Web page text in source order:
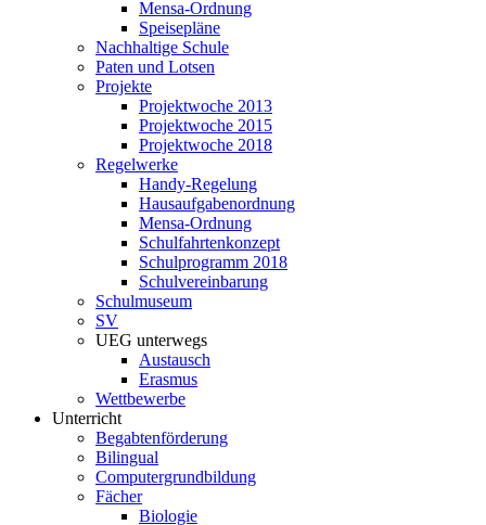
Mensa-Ordnung
Speisepläne
Nachhaltige Schule
Paten und Lotsen
Projekte
Projektwoche 2013
Projektwoche 2015
Projektwoche 2018
Regelwerke
Handy-Regelung
Hausaufgabenordnung
Mensa-Ordnung
Schulfahrtenkonzept
Schulprogramm 2018
Schulvereinbarung
Schulmuseum
SV
UEG unterwegs
Austausch
Erasmus
Wettbewerbe
Unterricht
Begabtenförderung
Bilingual
Computergrundbildung
Fächer
Biologie